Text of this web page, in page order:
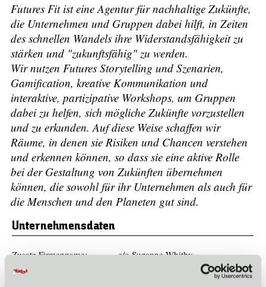
Futures Fit ist eine Agentur für nachhaltige Zukünfte,
die Unternehmen und Gruppen dabei hilft, in Zeiten
des schnellen Wandels ihre Widerstandsfähigkeit zu
stärken und "zukunftsfähig" zu werden.
Wir nutzen Futures Storytelling und Szenarien,
Gamification, kreative Kommunikation und
interaktive, partizipative Workshops, um Gruppen
dabei zu helfen, sich mögliche Zukünfte vorzustellen
und zu erkunden. Auf diese Weise schaffen wir
Räume, in denen sie Risiken und Chancen verstehen
und erkennen können, so dass sie eine aktive Rolle
bei der Gestaltung von Zukünften übernehmen
können, die sowohl für ihr Unternehmen als auch für
die Menschen und den Planeten gut sind.
Unternehmensdaten
Zusatz Firmenname:
c/o Suzanne Whitby
Mitarbeiter: